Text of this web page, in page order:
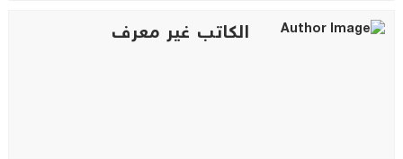
الكاتب غير معرف